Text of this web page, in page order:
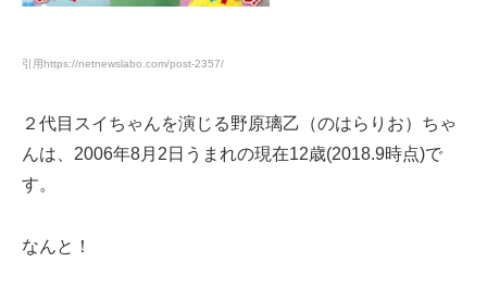
引用https://netnewslabo.com/post-2357/
２代目スイちゃんを演じる野原璃乙（のはらりお）ちゃ
んは、2006年8月2日うまれの現在12歳(2018.9時点)で
す。
なんと！